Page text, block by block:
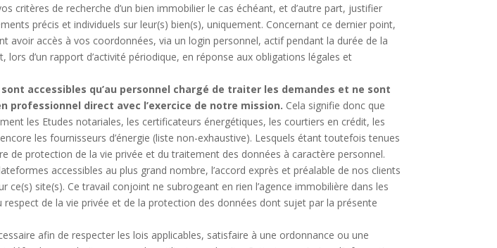
de recherche d’un bien immobilier le cas échéant, et d’autre part, justifier
précis et individuels sur leur(s) bien(s), uniquement. Concernant ce dernier point,
accès à vos coordonnées, via un login personnel, actif pendant la durée de la
d’un rapport d’activité périodique, en réponse aux obligations légales et
accessibles qu’au personnel chargé de traiter les demandes et ne sont
professionnel direct avec l’exercice de notre mission. Cela signifie donc que
les Etudes notariales, les certificateurs énergétiques, les courtiers en crédit, les
les fournisseurs d’énergie (liste non-exhaustive). Lesquels étant toutefois tenues
de protection de la vie privée et du traitement des données à caractère personnel.
accessibles au plus grand nombre, l’accord exprès et préalable de nos clients
site(s). Ce travail conjoint ne subrogeant en rien l’agence immobilière dans les
de la vie privée et de la protection des données dont sujet par la présente
afin de respecter les lois applicables, satisfaire à une ordonnance ou une